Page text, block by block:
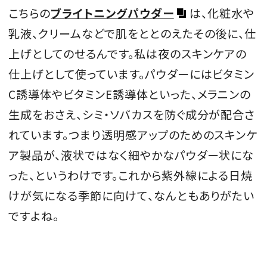
こちらのブライトニングパウダー
は、化粧水や
乳液、クリームなどで肌をととのえたその後に、仕
上げとしてのせるんです。私は夜のスキンケアの
仕上げとして使っています。パウダーにはビタミン
C誘導体やビタミンE誘導体といった、メラニンの
生成をおさえ、シミ・ソバカスを防ぐ成分が配合さ
れています。つまり透明感アップのためのスキンケ
ア製品が、液状ではなく細やかなパウダー状にな
った、というわけです。これから紫外線による日焼
けが気になる季節に向けて、なんともありがたい
ですよね。